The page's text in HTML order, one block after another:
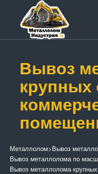
Вывоз
крупных
Металлолом>Вывоз
Вывоз металлолома по
Вывоз металлолома